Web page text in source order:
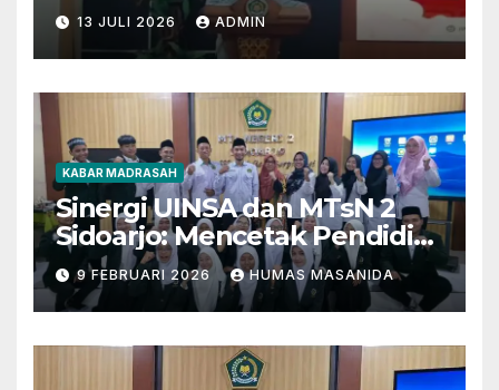
13 JULI 2026 ADMIN
KABAR MADRASAH
Sinergi UINSA dan MTsN 2
Sidoarjo: Mencetak Pendidik
Berkarakter Menghadapi
Tantangan Zaman
9 FEBRUARI 2026 HUMAS MASANIDA